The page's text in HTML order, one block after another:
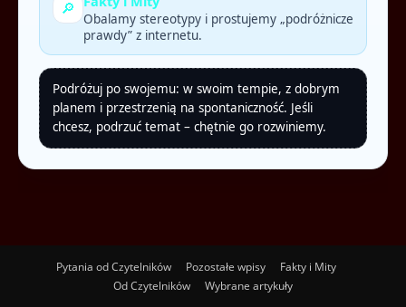
🔎
Obalamy stereotypy i prostujemy „podróżnicze
prawdy” z internetu.
Podróżuj po swojemu: w swoim tempie, z dobrym
planem i przestrzenią na spontaniczność. Jeśli
chcesz, podrzuć temat – chętnie go rozwiniemy.
Pytania od Czytelników Pozostałe wpisy
Fakty i Mity
Od Czytelników
Wybrane artykuły